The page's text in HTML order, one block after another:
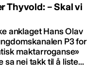
Thyvold: – Skal vi
anklaget Hans Olav
P3 for
maktarroganse»
sa nei takk til å liste...